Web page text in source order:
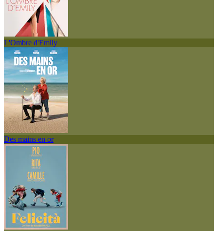
L'Ombre d'Emily
Des mains en or